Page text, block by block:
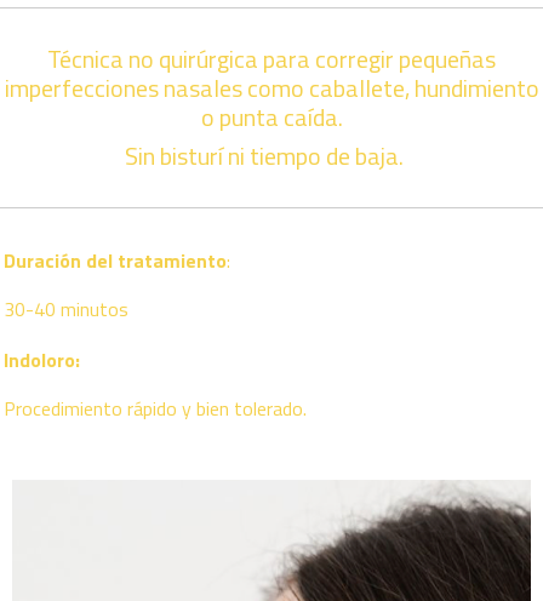
Técnica no quirúrgica para corregir pequeñas
imperfecciones nasales como caballete, hundimiento
o punta caída.
Sin bisturí ni tiempo de baja.
Duración del tratamiento:
30-40 minutos
Indoloro:
Procedimiento rápido y bien tolerado.